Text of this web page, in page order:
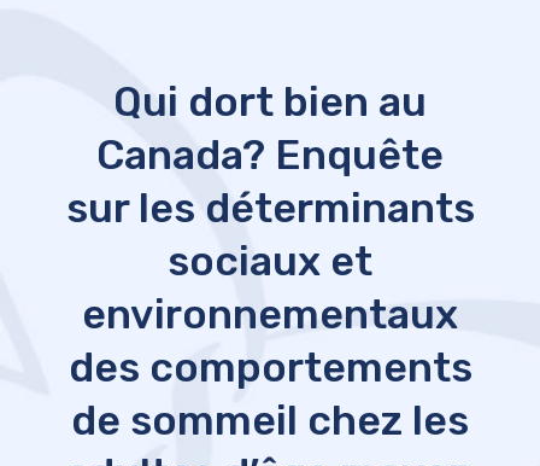
Qui dort bien au
Canada? Enquête
sur les déterminants
sociaux et
environnementaux
des comportements
de sommeil chez les